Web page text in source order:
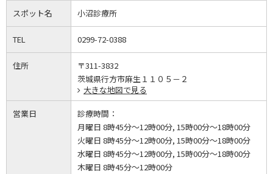
スポット名 小沼診療所
TEL 0299-72-0388
住所
〒311-3832
茨城県行方市麻生１１０５－２
大きな地図で見る
営業日
診療時間：
月曜日 8時45分～12時00分, 15時00分～18時00分
火曜日 8時45分～12時00分, 15時00分～18時00分
水曜日 8時45分～12時00分, 15時00分～18時00分
木曜日 8時45分～12時00分